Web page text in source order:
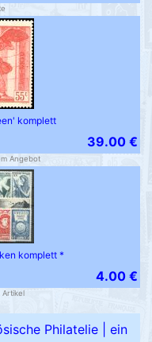
komplett
39.00 €
Angebot
komplett *
4.00 €
Artikel
Philatelie
ein